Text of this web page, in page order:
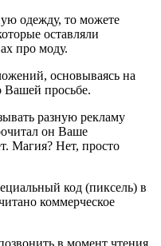
одежду, то можете
оставляли
про моду.
основываясь на
Вашей просьбе.
разную рекламу
он Ваше
Магия? Нет, просто
код (пиксель) в
коммерческое
в момент чтения,